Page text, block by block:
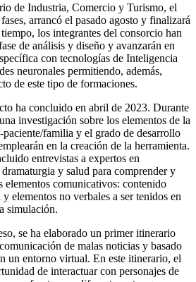
de Industria, Comercio y Turismo, el
arrancó el pasado agosto y finalizará
los integrantes del consorcio han
de análisis y diseño y avanzarán en
con tecnologías de Inteligencia
neuronales permitiendo, además,
de este tipo de formaciones.
ha concluido en abril de 2023. Durante
investigación sobre los elementos de la
familia y el grado de desarrollo
en la creación de la herramienta.
entrevistas a expertos en
y salud para comprender y
elementos comunicativos: contenido
elementos no verbales a ser tenidos en
simulación.
se ha elaborado un primer itinerario
de malas noticias y basado
un entorno virtual. En este itinerario, el
de interactuar con personajes de